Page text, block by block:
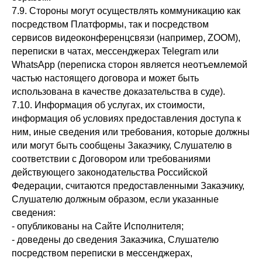
7.9. Стороны могут осуществлять коммуникацию как
посредством Платформы, так и посредством
сервисов видеоконференцсвязи (например, ZOOM),
переписки в чатах, мессенджерах Telegram или
WhatsApp (переписка сторон является неотъемлемой
частью настоящего договора и может быть
использована в качестве доказательства в суде).
7.10. Информация об услугах, их стоимости,
информация об условиях предоставления доступа к
ним, иные сведения или требования, которые должны
или могут быть сообщены Заказчику, Слушателю в
соответствии с Договором или требованиями
действующего законодательства Российской
Федерации, считаются предоставленными Заказчику,
Слушателю должным образом, если указанные
сведения:
- опубликованы на Сайте Исполнителя;
- доведены до сведения Заказчика, Слушателю
посредством переписки в мессенджерах,